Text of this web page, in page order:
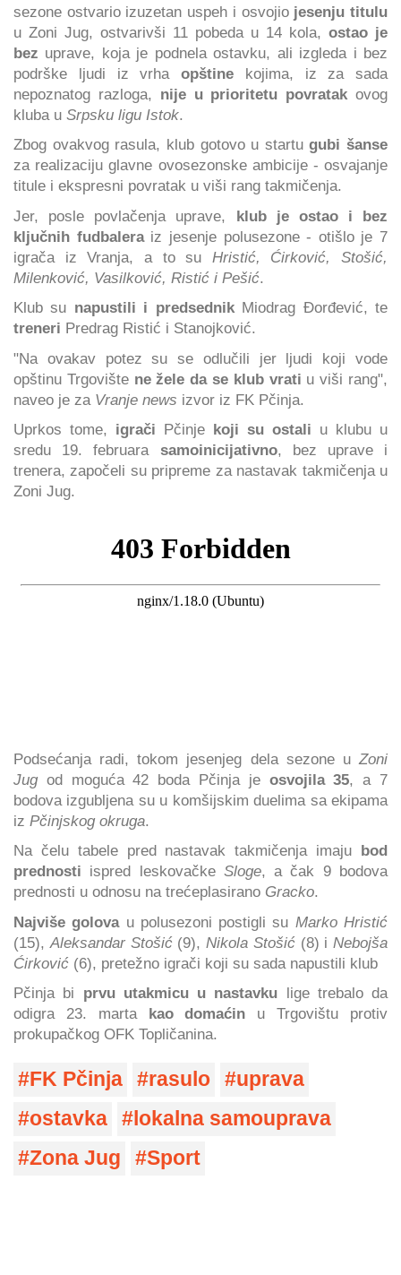
sezone ostvario izuzetan uspeh i osvojiojesenju titulu
u Zoni Jug, ostvarivši 11 pobeda u 14 kola, ostao je
bez uprave, koja je podnela ostavku, ali izgleda i bez
podrške ljudi iz vrha opštine kojima, iz za sada
nepoznatog razloga, nije u prioritetu povratakovog
kluba u Srpsku ligu Istok.
Zbog ovakvog rasula, klub gotovo u startugubi šanse
za realizaciju glavne ovosezonske ambicije - osvajanje
titule i ekspresni povratak u viši rang takmičenja.
Jer, posle povlačenja uprave, klub je ostao i bez
ključnih fudbaleraiz jesenje polusezone - otišlo je 7
igrača iz Vranja, a to su Hristić, Ćirković, Stošić,
Milenković, Vasilković, Ristić i Pešić.
Klub su napustili i predsednikMiodrag Đorđević, te
treneri Predrag Ristić i Stanojković.
"Na ovakav potez su se odlučili jer ljudi koji vode
opštinu Trgovište ne žele da se klub vrati u viši rang",
naveo je za Vranje news izvor iz FK Pčinja.
Uprkos tome, igrači Pčinje koji su ostali u klubu u
sredu 19. februara samoinicijativno, bez uprave i
trenera, započeli su pripreme za nastavak takmičenja u
Zoni Jug.
Podsećanja radi, tokom jesenjeg dela sezone u Zoni
Jugod moguća 42 boda Pčinja jeosvojila 35, a 7
bodova izgubljena su u komšijskim duelima sa ekipama
iz Pčinjskog okruga.
Na čelu tabele pred nastavak takmičenja imaju
bod
prednosti ispred leskovačke Sloge, a čak 9 bodova
prednosti u odnosu na trećeplasirano Gracko.
Najviše golovau polusezoni postigli su Marko Hristić
(15), Aleksandar Stošić(9), Nikola Stošić(8) i Nebojša
Ćirković (6), pretežno igrači koji su sada napustili klub
Pčinja bi prvu utakmicu u nastavku lige trebalo da
odigra 23. marta
kao domaćin u Trgovištu protiv
prokupačkog OFK Topličanina.
FK Pčinja rasulo
uprava
ostavka
lokalna samouprava
Zona Jug
Sport